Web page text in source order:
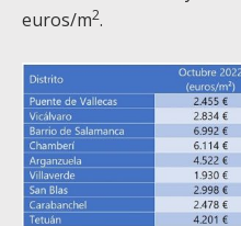
euros/m2.